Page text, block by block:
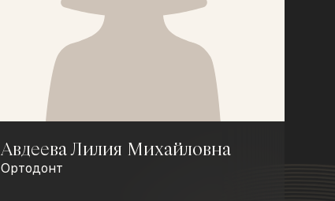
Авдеева Лилия Михайловна
Ортодонт